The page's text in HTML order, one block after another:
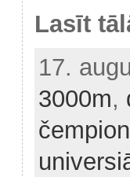
Lasīt
17.
3000m,